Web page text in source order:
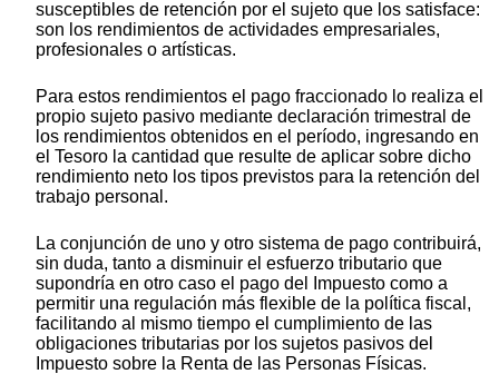
susceptibles de retención por el sujeto que los satisface:
son los rendimientos de actividades empresariales,
profesionales o artísticas.
Para estos rendimientos el pago fraccionado lo realiza el
propio sujeto pasivo mediante declaración trimestral de
los rendimientos obtenidos en el período, ingresando en
el Tesoro la cantidad que resulte de aplicar sobre dicho
rendimiento neto los tipos previstos para la retención del
trabajo personal.
La conjunción de uno y otro sistema de pago contribuirá,
sin duda, tanto a disminuir el esfuerzo tributario que
supondría en otro caso el pago del Impuesto como a
permitir una regulación más flexible de la política fiscal,
facilitando al mismo tiempo el cumplimiento de las
obligaciones tributarias por los sujetos pasivos del
Impuesto sobre la Renta de las Personas Físicas.